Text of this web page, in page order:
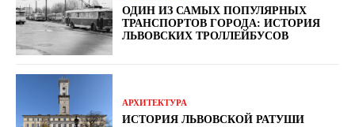
ОДИН ИЗ САМЫХ ПОПУЛЯРНЫХ
ТРАНСПОРТОВ ГОРОДА: ИСТОРИЯ
ЛЬВОВСКИХ ТРОЛЛЕЙБУСОВ
АРХИТЕКТУРА
ИСТОРИЯ ЛЬВОВСКОЙ РАТУШИ